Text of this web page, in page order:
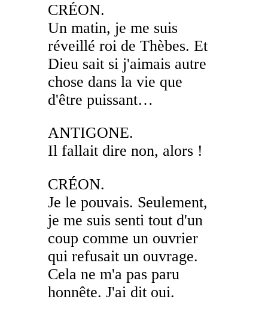
CRÉON.
Un matin, je me suis
réveillé roi de Thèbes. Et
Dieu sait si j'aimais autre
chose dans la vie que
d'être puissant…
ANTIGONE.
Il fallait dire non, alors !
CRÉON.
Je le pouvais. Seulement,
je me suis senti tout d'un
coup comme un ouvrier
qui refusait un ouvrage.
Cela ne m'a pas paru
honnête. J'ai dit oui.